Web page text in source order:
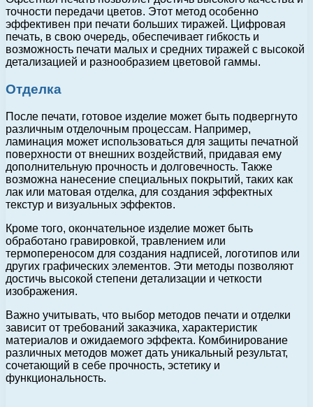
точности передачи цветов. Этот метод особенно
эффективен при печати больших тиражей. Цифровая
печать, в свою очередь, обеспечивает гибкость и
возможность печати малых и средних тиражей с высокой
детализацией и разнообразием цветовой гаммы.
Отделка
После печати, готовое изделие может быть подвергнуто
различным отделочным процессам. Например,
ламинация может использоваться для защиты печатной
поверхности от внешних воздействий, придавая ему
дополнительную прочность и долговечность. Также
возможна нанесение специальных покрытий, таких как
лак или матовая отделка, для создания эффектных
текстур и визуальных эффектов.
Кроме того, окончательное изделие может быть
обработано гравировкой, травлением или
термопереносом для создания надписей, логотипов или
других графических элементов. Эти методы позволяют
достичь высокой степени детализации и четкости
изображения.
Важно учитывать, что выбор методов печати и отделки
зависит от требований заказчика, характеристик
материалов и ожидаемого эффекта. Комбинирование
различных методов может дать уникальный результат,
сочетающий в себе прочность, эстетику и
функциональность.